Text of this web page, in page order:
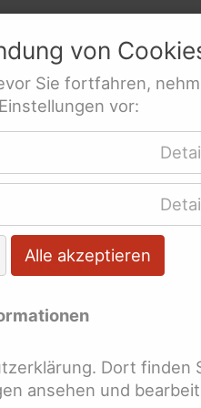
Frauen
"Leicht
"Leicht
von
Sie fortfahren,
vor:
Alle akzeptieren
Dort finden
ansehen und